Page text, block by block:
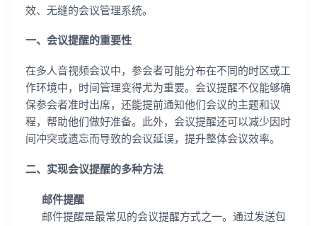
效、无缝的会议管理系统。
一、会议提醒的重要性
在多人音视频会议中，参会者可能分布在不同的时区或工
作环境中，时间管理变得尤为重要。会议提醒不仅能够确
保参会者准时出席，还能提前通知他们会议的主题和议
程，帮助他们做好准备。此外，会议提醒还可以减少因时
间冲突或遗忘而导致的会议延误，提升整体会议效率。
二、实现会议提醒的多种方法
邮件提醒
邮件提醒是最常见的会议提醒方式之一。通过发送包